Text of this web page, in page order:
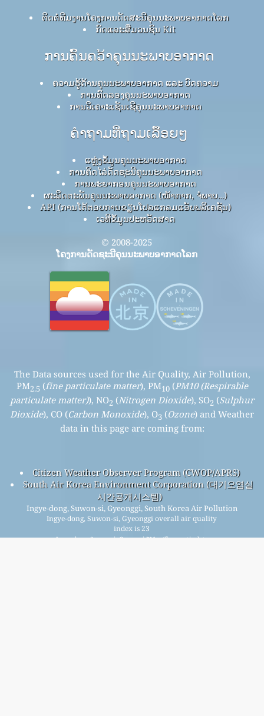
ຕິດຕໍ່ທີມງານໂຄງການດັດສະນີຄຸນນະພາບອາກາດໂລກ
ກົດ​ແລະ​ສື່​ມວນ​ຊົນ Kit
ການຄົ້ນຄວ້າຄຸນນະພາບອາກາດ
ຄວາມຮູ້ດ້ານຄຸນນະພາບອາກາດ ແລະ ບົດຄວາມ
ການທົດລອງຄຸນນະພາບອາກາດ
ການວິເຄາະເຊັນເຊີຄຸນນະພາບອາກາດ
ຄໍາຖາມທີ່ຖາມເລື້ອຍໆ
ແຫຼ່ງຂໍ້ມູນຄຸນນະພາບອາກາດ
ການຄິດໄລ່ດັດຊະນີຄຸນນະພາບອາກາດ
ການພະຍາກອນຄຸນນະພາບອາກາດ
ຜະລິດຕະພັນຄຸນນະພາບອາກາດ (ໜ້າກາກ, ຈໍພາບ…)
API (ການໂຕ້ຕອບການຂຽນໂປລແກລມແອັບພລິເຄຊັນ)
ເວທີຂໍ້ມູນປະຫວັດສາດ
© 2008-2025
ໂຄງການດັດຊະນີຄຸນນະພາບອາກາດໂລກ
The Data sources used for the Air Quality, Air Pollution,
PM2.5 (fine particulate matter), PM10(PM10 (Respirable
particulate matter)), NO2 (Nitrogen Dioxide), SO2 (Sulphur
Dioxide), CO (Carbon Monoxide), O3 (Ozone) and Weather
data in this page are coming from:
Citizen Weather Observer Program (CWOP/APRS)
South Air Korea Environment Corporation (대기오염실
시간공개시스템)
Ingye-dong, Suwon-si, Gyeonggi, South Korea Air Pollution
Ingye-dong, Suwon-si, Gyeonggi overall air quality
index is 23
Ingye-dong, Suwon-si, Gyeonggi PM
(fine particulate